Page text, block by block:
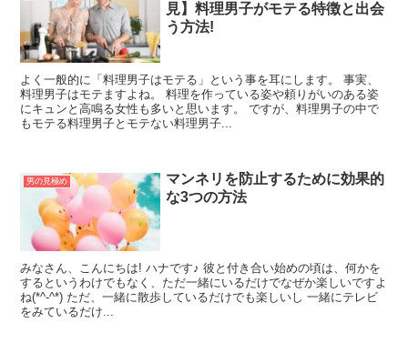
見】料理男子がモテる特徴と出会
う方法!
よく一般的に「料理男子はモテる」という事を耳にします。 事実、
料理男子はモテますよね。 料理を作っている姿や頼りがいのある姿
にキュンと高鳴る女性も多いと思います。 ですが、料理男子の中で
もモテる料理男子とモテない料理男子...
男の見極め
マンネリを防止するために効果的
な3つの方法
みなさん、こんにちは! ハナです♪ 彼と付き合い始めの頃は、何かを
するというわけでもなく、ただ一緒にいるだけでなぜか楽しいですよ
ね(*^-^*) ただ、一緒に散歩しているだけでも楽しいし 一緒にテレビ
をみているだけ...